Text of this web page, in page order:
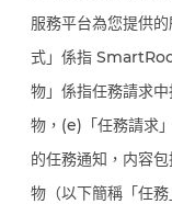
服務平台為您提供
式」係指
物」係指任務請求
物，(e)「任務請求
的任務通知，内容
物（以下簡稱「任